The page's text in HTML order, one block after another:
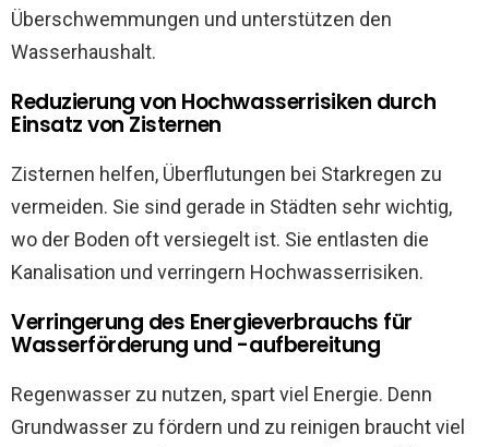
Überschwemmungen und unterstützen den
Wasserhaushalt.
Reduzierung von Hochwasserrisiken durch
Einsatz von Zisternen
Zisternen helfen, Überflutungen bei Starkregen zu
vermeiden. Sie sind gerade in Städten sehr wichtig,
wo der Boden oft versiegelt ist. Sie entlasten die
Kanalisation und verringern Hochwasserrisiken.
Verringerung des Energieverbrauchs für
Wasserförderung und -aufbereitung
Regenwasser zu nutzen, spart viel Energie. Denn
Grundwasser zu fördern und zu reinigen braucht viel